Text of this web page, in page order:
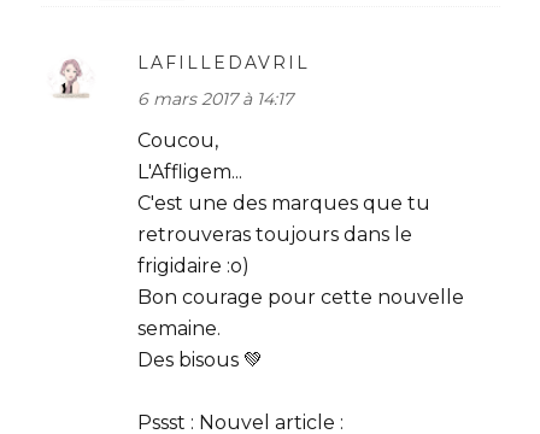
LAFILLEDAVRIL
6 mars 2017 à 14:17
Coucou,
L'Affligem...
C'est une des marques que tu
retrouveras toujours dans le
frigidaire :o)
Bon courage pour cette nouvelle
semaine.
Des bisous 💚
Pssst : Nouvel article :